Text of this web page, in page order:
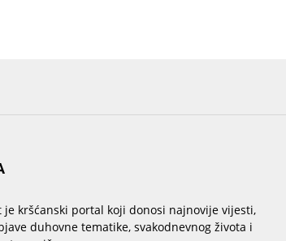
je kršćanski portal koji donosi najnovije vijesti,
duhovne tematike, svakodnevnog života i